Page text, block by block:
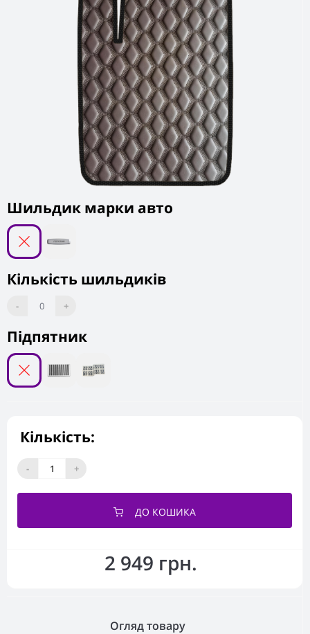
2 949 грн.
Підпятник
Шильдик марки авто
Кількість шильдиків
- 0 +
Кількість:
- +
ДО КОШИКА
Огляд товару